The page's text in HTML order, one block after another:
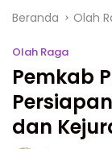
Beranda Olah
Olah Raga
Pemkab
dan